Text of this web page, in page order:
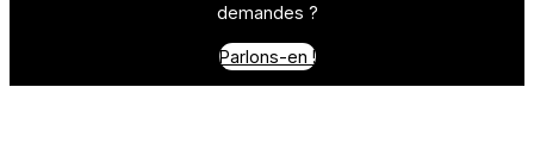
demandes ?
Parlons-en !